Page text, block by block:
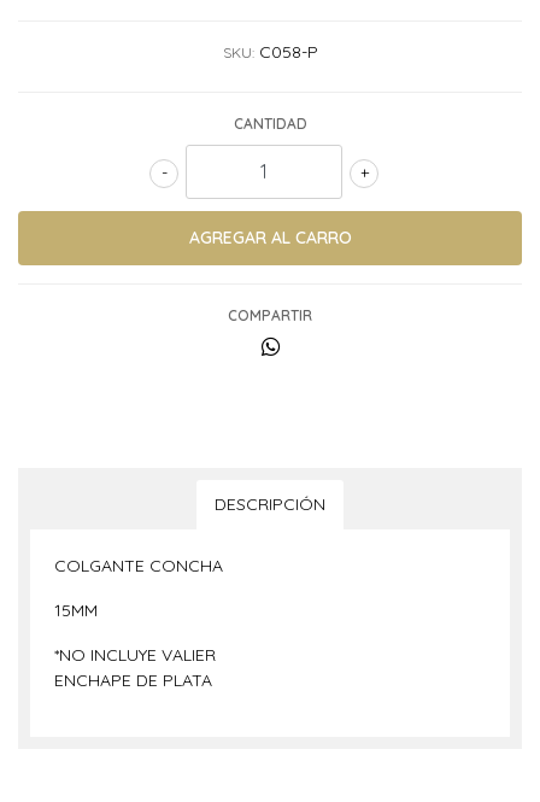
SKU: C058-P
CANTIDAD
+
-
COMPARTIR
DESCRIPCIÓN
COLGANTE CONCHA
15MM
*NO INCLUYE VALIER
ENCHAPE DE PLATA